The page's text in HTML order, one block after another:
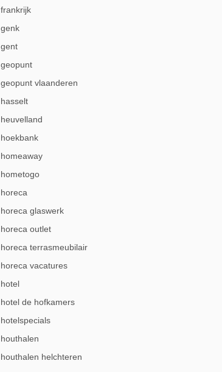
frankrijk
genk
gent
geopunt
geopunt vlaanderen
hasselt
heuvelland
hoekbank
homeaway
hometogo
horeca
horeca glaswerk
horeca outlet
horeca terrasmeubilair
horeca vacatures
hotel
hotel de hofkamers
hotelspecials
houthalen
houthalen helchteren